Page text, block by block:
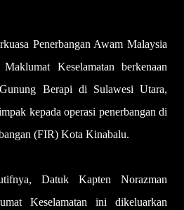
Penerbangan Awam Malaysia
Keselamatan berkenaan
Berapi di Sulawesi Utara,
kepada operasi penerbangan di
(FIR) Kota Kinabalu.
Datuk Kapten Norazman
Keselamatan ini dikeluarkan